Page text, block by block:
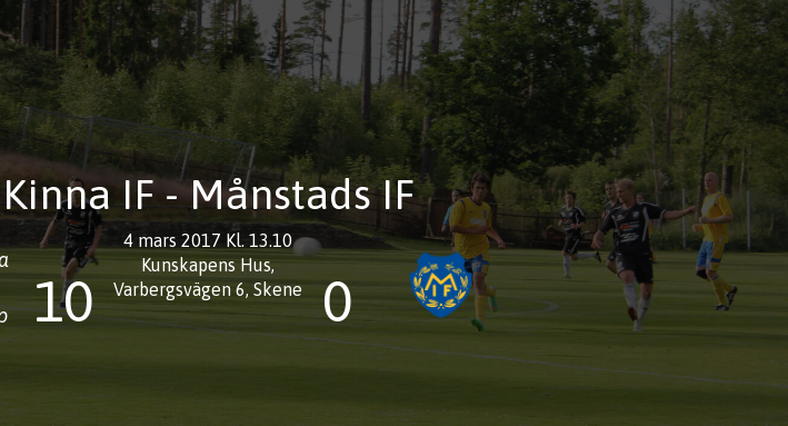
Kinna IF - Månstads IF
10
4 mars 2017 Kl. 13.10
Kunskapens Hus,
Varbergsvägen 6, Skene
0